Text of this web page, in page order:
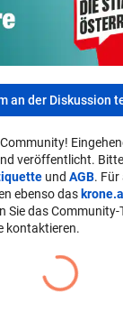
an der Diskussion
veröffentlicht.
und AGB.
ebenso das
Sie das
kontaktieren.